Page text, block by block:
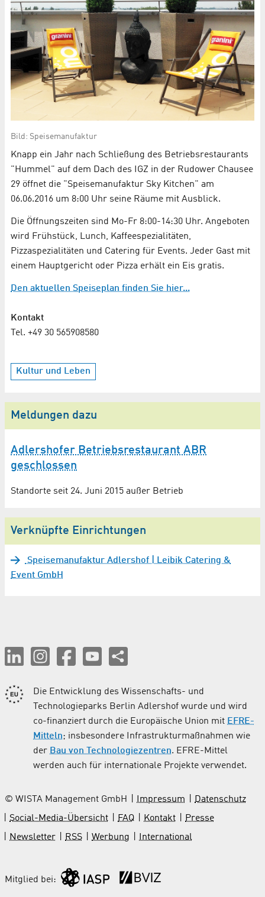
Bild: Speisemanufaktur
Knapp ein Jahr nach Schließung des Betriebsrestaurants
"Hummel" auf dem Dach des IGZ in der Rudower Chausee
29 öffnet die "Speisemanufaktur Sky Kitchen" am
06.06.2016 um 8:00 Uhr seine Räume mit Ausblick.
Die Öffnungszeiten sind Mo-Fr 8:00-14:30 Uhr. Angeboten
wird Frühstück, Lunch, Kaffeespezialitäten,
Pizzaspezialitäten und Catering für Events. Jeder Gast mit
einem Hauptgericht oder Pizza erhält ein Eis gratis.
Den aktuellen Speiseplan finden Sie hier...
Kontakt
Tel. +49 30 565908580
Kultur und Leben
Meldungen dazu
Adlershofer Betriebsrestaurant ABR
geschlossen
Standorte seit 24. Juni 2015 außer Betrieb
Verknüpfte Einrichtungen
Speisemanufaktur Adlershof | Leibik Catering &
Event GmbH
Die Entwicklung des Wissenschafts- und
Technologieparks Berlin Adlershof wurde und wird
co-finanziert durch die Europäische Union mit EFRE-
Mitteln; insbesondere Infrastrukturmaßnahmen wie
der Bau von Technologiezentren. EFRE-Mittel
werden auch für internationale Projekte verwendet.
© WISTA Management GmbH Impressum
Datenschutz
Social-Media-Übersicht
FAQ Kontakt
Presse
Newsletter
RSS Werbung International
Mitglied bei: